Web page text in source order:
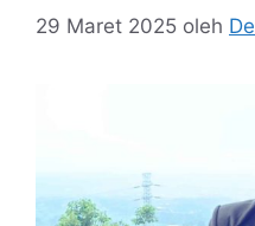
29 Maret 2025 oleh